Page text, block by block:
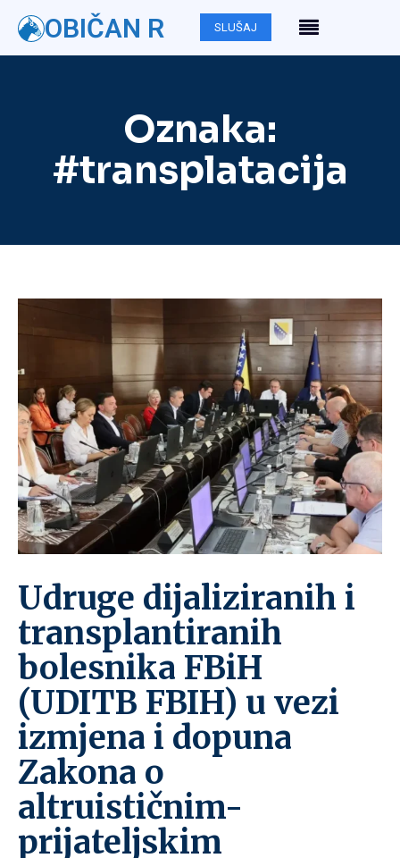
OBIČAN R SLUŠAJ
Oznaka:
#transplatacija
Udruge dijaliziranih i
transplantiranih
bolesnika FBiH
(UDITB FBIH) u vezi
izmjena i dopuna
Zakona o
altruističnim-
prijateljskim